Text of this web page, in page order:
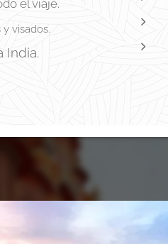
el viaje.
visados.
India.